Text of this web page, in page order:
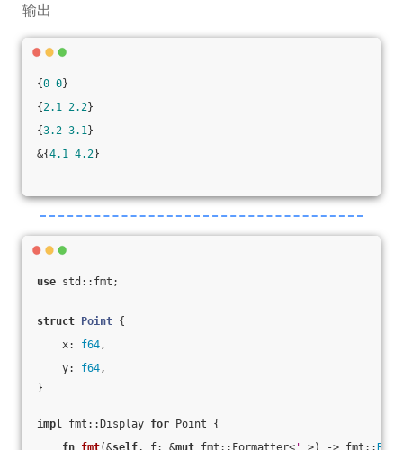
输出
{0 0}
{2.1 2.2}
{3.2 3.1}
&{4.1 4.2}
use std::fmt;
struct Point {
x: f64,
y: f64,
}
impl fmt::Display for Point {
fn fmt(&self, f: &mut fmt::Formatter< '_ >) -> fmt::